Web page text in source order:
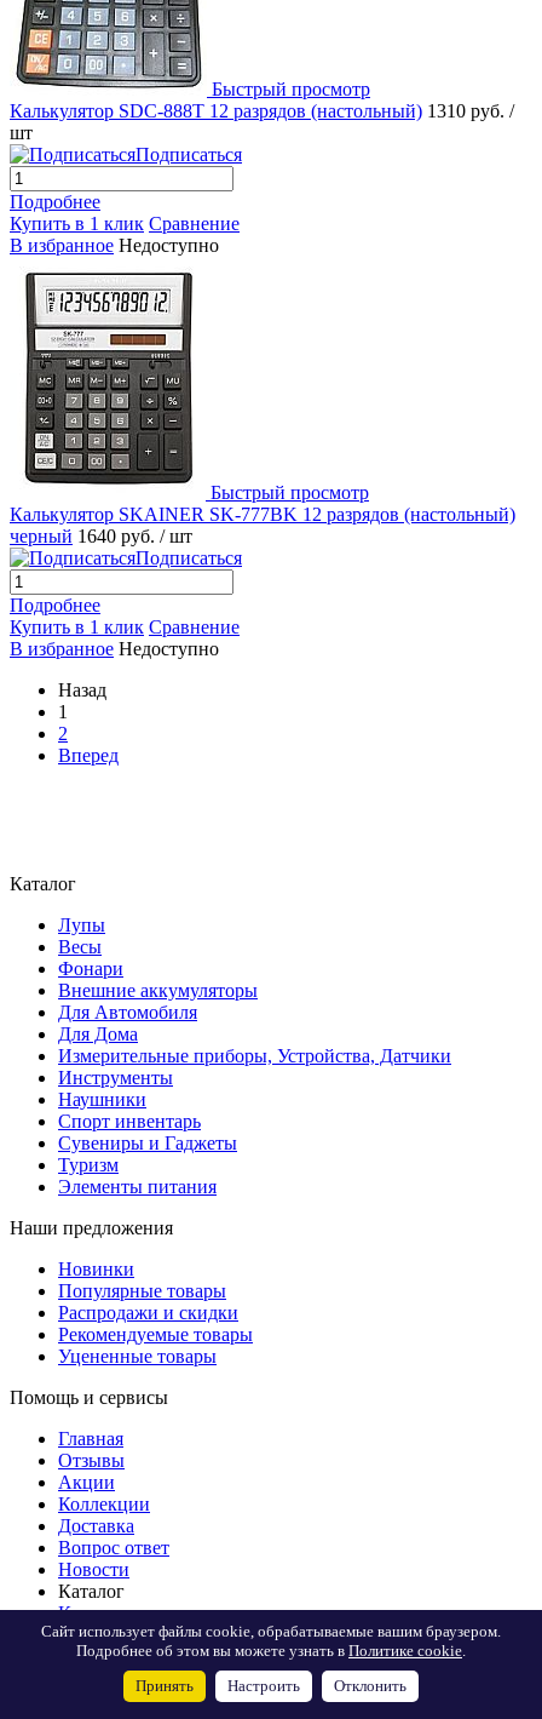
Быстрый просмотр
Калькулятор SDC-888T 12 разрядов (настольный) 1310 руб. /
шт
Подписаться
Подробнее
Купить в 1 клик Сравнение
В избранное Недоступно
Быстрый просмотр
Калькулятор SKAINER SK-777BK 12 разрядов (настольный)
черный 1640 руб. / шт
Подписаться
Подробнее
Купить в 1 клик Сравнение
В избранное Недоступно
Назад
1
2
Вперед
Каталог
Лупы
Весы
Фонари
Внешние аккумуляторы
Для Автомобиля
Для Дома
Измерительные приборы, Устройства, Датчики
Инструменты
Наушники
Спорт инвентарь
Сувениры и Гаджеты
Туризм
Элементы питания
Наши предложения
Новинки
Популярные товары
Распродажи и скидки
Рекомендуемые товары
Уцененные товары
Помощь и сервисы
Главная
Отзывы
Акции
Коллекции
Доставка
Вопрос ответ
Новости
Каталог
Контакты
+7 (495) 162-
0795
Сайт использует файлы cookie, обрабатываемые вашим браузером.
Подробнее об этом вы можете узнать в Политике cookie.
Принять Настроить Отклонить